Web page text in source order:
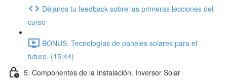
Déjanos tu feedback sobre las primeras lecciones del
curso
BONUS. Tecnologías de paneles solares para el
futuro. (15:44)
5. Componentes de la Instalación. Inversor Solar